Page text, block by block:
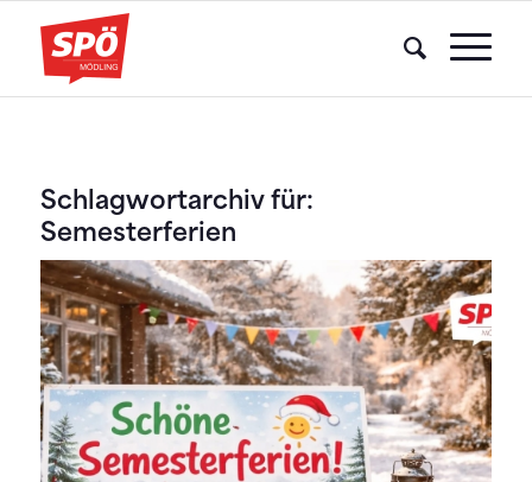
Schlagwortarchiv für:
Semesterferien